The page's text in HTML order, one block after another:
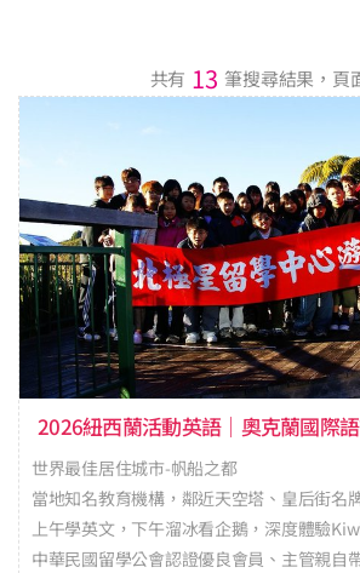
共有 13 筆搜尋結果，頁
2026紐西蘭活動英語｜奧克蘭國際
世界最佳居住城市-帆船之都
當地知名教育機構，鄰近天空塔、皇后街名
上午學英文，下午溜冰看企鵝，深度體驗
中華民國留學公會認證優良會員、主管親自